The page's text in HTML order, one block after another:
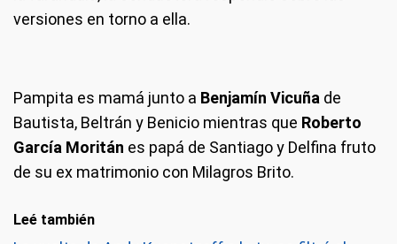
versiones en torno a ella.
Pampita es mamá junto a Benjamín Vicuña de
Bautista, Beltrán y Benicio mientras que Roberto
García Moritán es papá de Santiago y Delfina fruto
de su ex matrimonio con Milagros Brito.
Leé también